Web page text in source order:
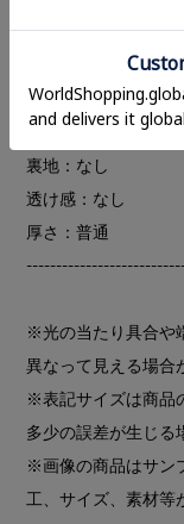
はもちろん、コンパ
ドしてのスタイリ
裏地：なし
透け感：なし
厚さ：普通
※光の当たり具合や
異なって見える場合
※表記サイズは商品
多少の誤差が生じる
※画像の商品はサン
工、サイズ、素材等